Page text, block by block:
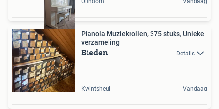
Pianola Muziekrollen, 375 stuks, Unieke
verzameling
Bieden Details
Kwintsheul Vandaag